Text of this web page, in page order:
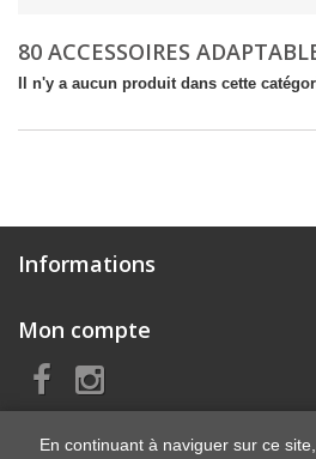
80 ACCESSOIRES
Il n'y a aucun produit dans cette
Informations
Mon compte
En continuant à naviguer sur ce